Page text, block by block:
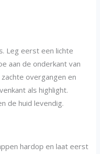
Leg eerst een lichte
aan de onderkant van
overgangen en
als highlight.
de huid levendig.
hardop en laat eerst